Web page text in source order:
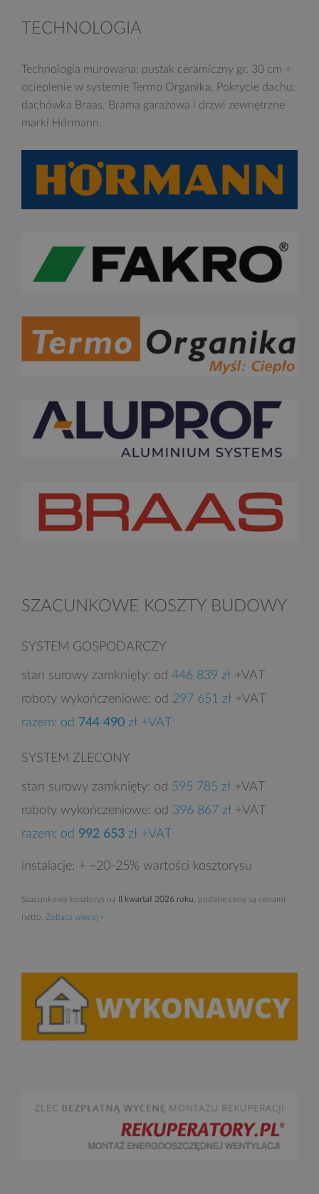
TECHNOLOGIA
Technologia murowana: pustak ceramiczny gr. 30 cm +
ocieplenie w systemie Termo Organika. Pokrycie dachu:
dachówka Braas. Brama garażowa i drzwi zewnętrzne
marki Hörmann.
SZACUNKOWE KOSZTY BUDOWY
SYSTEM GOSPODARCZY
stan surowy zamknięty: od 446 839 zł +VAT
roboty wykończeniowe: od 297 651 zł +VAT
razem: od 744 490 zł +VAT
SYSTEM ZLECONY
stan surowy zamknięty: od 595 785 zł +VAT
roboty wykończeniowe: od 396 867 zł +VAT
razem: od 992 653 zł +VAT
instalacje: + ~20-25% wartości kosztorysu
Szacunkowy kosztorys na II kwartał 2026 roku, podane ceny są cenami
netto. Zobacz więcej »